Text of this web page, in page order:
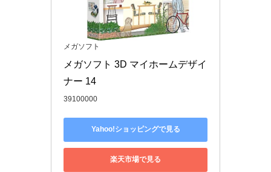
メガソフト
メガソフト 3D マイホームデザイ
ナー 14
39100000
Yahoo!ショッピングで見る
楽天市場で見る